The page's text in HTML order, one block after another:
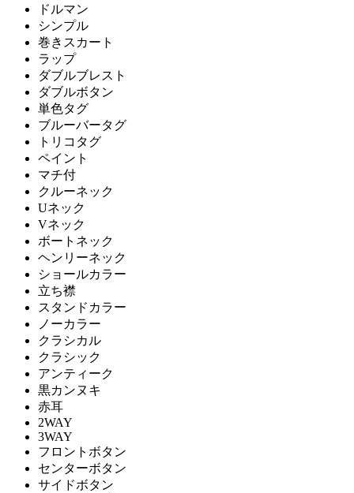
ドルマン
シンプル
巻きスカート
ラップ
ダブルブレスト
ダブルボタン
単色タグ
ブルーバータグ
トリコタグ
ペイント
マチ付
クルーネック
Uネック
Vネック
ボートネック
ヘンリーネック
ショールカラー
立ち襟
スタンドカラー
ノーカラー
クラシカル
クラシック
アンティーク
黒カンヌキ
赤耳
2WAY
3WAY
フロントボタン
センターボタン
サイドボタン